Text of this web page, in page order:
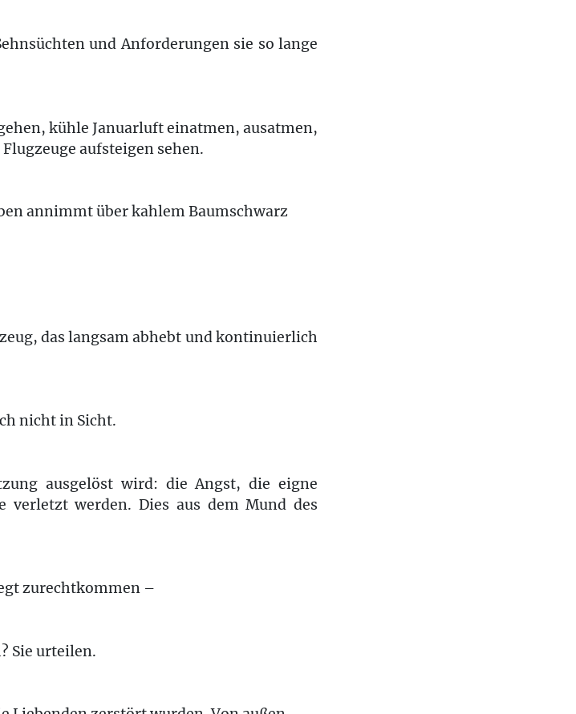
und Anforderungen sie so lange
kühle Januarluft einatmen, ausatmen,
aufsteigen sehen.
annimmt über kahlem Baumschwarz
das langsam abhebt und kontinuierlich
nicht in Sicht.
ausgelöst wird: die Angst, die eigne
verletzt werden. Dies aus dem Mund des
zurechtkommen –
Sie urteilen.